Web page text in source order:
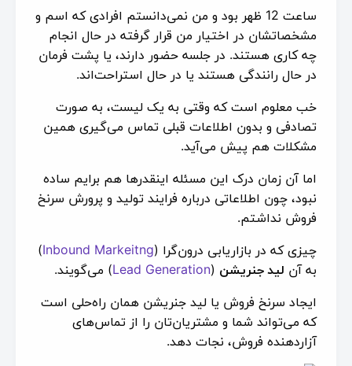
ساعت 12 ظهر بود و من نمی‌دانستم افرادی که اسم و
مشخصاتشان در اختیار من قرار گرفته در حال انجام
چه کاری هستند. در جلسه حضور دارند، یا پشت فرمان
در حال رانندگی هستند یا در حال استراحت‌اند.
خب معلوم است که وقتی به یک لیست، به صورت
تصادفی و بدون اطلاعات قبلی تماس ‌می‌گیری همین
مشکلات هم پیش می‌آید.
اما آن زمان درک این مسئله اینقدرها هم برایم ساده
نبود، چون اطلاعاتی درباره فرایند تولید و پرورش سرنخ
فروش نداشتم.
چیزی که در بازاریابی درون‌گرا (Inbound Markeitng
)
به آن لید جنریشن (
Lead Generation) می‌گویند.
ایجاد سرنخ فروش یا لید جنریشن همان راه‌حلی است
که می‌تواند شما و مشتریان‌تان را از تماس‌های
آزاردهنده فروش، نجات دهد.